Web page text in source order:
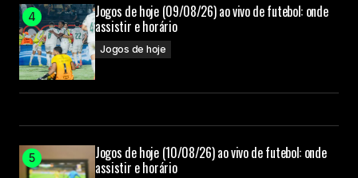
Jogos de hoje (09/08/26) ao vivo de futebol: onde
assistir e horário
Jogos de hoje
Jogos de hoje (10/08/26) ao vivo de futebol: onde
assistir e horário